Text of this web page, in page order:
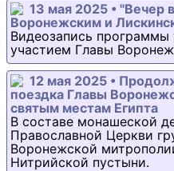
13 мая 2025 • "Вечер
Воронежским и
Видеозапись программы
участием Главы
12 мая 2025 •
поездка Главы
святым местам Египта
В составе монашеской
Православной Церкви
Воронежской
Нитрийской пустыни.